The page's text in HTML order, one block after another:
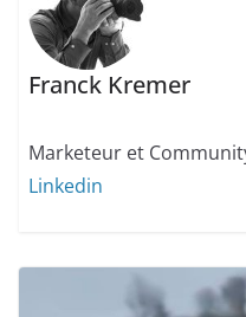
Franck Kremer
Marketeur et
Linkedin